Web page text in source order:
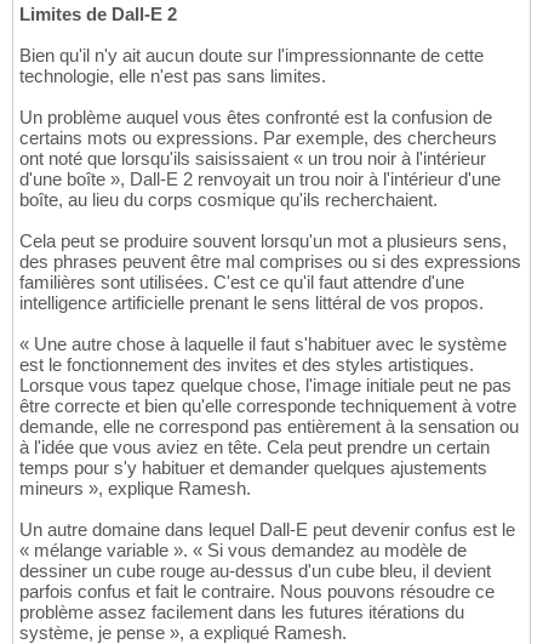
Limites de Dall-E 2
Bien qu'il n'y ait aucun doute sur l'impressionnante de cette
technologie, elle n'est pas sans limites.
Un problème auquel vous êtes confronté est la confusion de
certains mots ou expressions. Par exemple, des chercheurs
ont noté que lorsqu'ils saisissaient « un trou noir à l'intérieur
d'une boîte », Dall-E 2 renvoyait un trou noir à l'intérieur d'une
boîte, au lieu du corps cosmique qu'ils recherchaient.
Cela peut se produire souvent lorsqu'un mot a plusieurs sens,
des phrases peuvent être mal comprises ou si des expressions
familières sont utilisées. C'est ce qu'il faut attendre d'une
intelligence artificielle prenant le sens littéral de vos propos.
« Une autre chose à laquelle il faut s'habituer avec le système
est le fonctionnement des invites et des styles artistiques.
Lorsque vous tapez quelque chose, l'image initiale peut ne pas
être correcte et bien qu'elle corresponde techniquement à votre
demande, elle ne correspond pas entièrement à la sensation ou
à l'idée que vous aviez en tête. Cela peut prendre un certain
temps pour s'y habituer et demander quelques ajustements
mineurs », explique Ramesh.
Un autre domaine dans lequel Dall-E peut devenir confus est le
« mélange variable ». « Si vous demandez au modèle de
dessiner un cube rouge au-dessus d'un cube bleu, il devient
parfois confus et fait le contraire. Nous pouvons résoudre ce
problème assez facilement dans les futures itérations du
système, je pense », a expliqué Ramesh.